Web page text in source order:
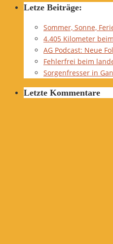
Letze Beiträge:
Sommer, Sonne,
4.405 Kilometer
AG Podcast: Neue
Fehlerfrei beim
Sorgenfresser in
Letzte Kommentare